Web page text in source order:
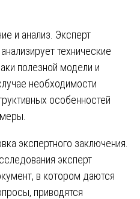
и анализ. Эксперт
технические
полезной модели и
необходимости
особенностей
экспертного заключения.
эксперт
в котором даются
приводятся